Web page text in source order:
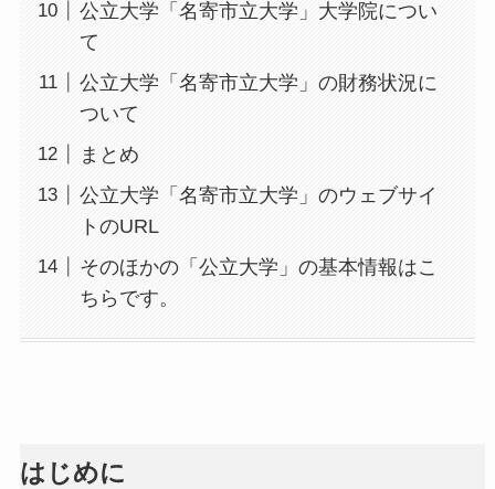
公立大学「名寄市立大学」大学院につい
て
公立大学「名寄市立大学」の財務状況に
ついて
まとめ
公立大学「名寄市立大学」のウェブサイ
トのURL
そのほかの「公立大学」の基本情報はこ
ちらです。
はじめに